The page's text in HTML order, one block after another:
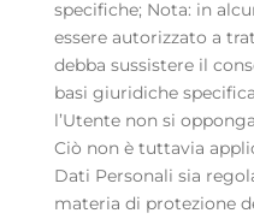
specifiche; Nota: in
essere autorizzato a
debba sussistere il
basi giuridiche
l’Utente non si
Ciò non è tuttavia
Dati Personali sia
materia di protezione